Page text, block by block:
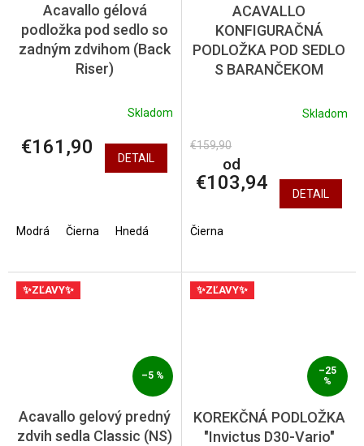
Acavallo gélová
podložka pod sedlo so
zadným zdvihom (Back
Riser)
Skladom
€161,90 DETAIL
Modrá Čierna Hnedá
ACAVALLO
KONFIGURAČNÁ
PODLOŽKA POD SEDLO
S BARANČEKOM
Skladom
€159,90
od
€103,94 DETAIL
Čierna
✨ZĽAVY✨
–5 %
Acavallo gelový predný
zdvih sedla Classic (NS)
✨ZĽAVY✨
–25
%
KOREKČNÁ PODLOŽKA
"Invictus D30-Vario"